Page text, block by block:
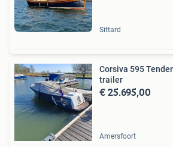
Sittard
Corsiva 595
trailer
€ 25.695,00
Amersfoort